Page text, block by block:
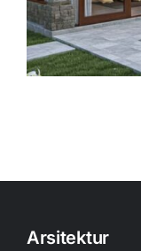
Arsitektur